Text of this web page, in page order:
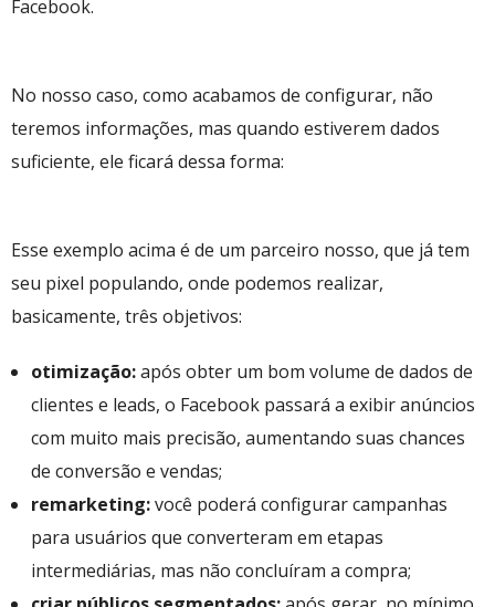
Facebook.
No nosso caso, como acabamos de configurar, não
teremos informações, mas quando estiverem dados
suficiente, ele ficará dessa forma:
Esse exemplo acima é de um parceiro nosso, que já tem
seu pixel populando, onde podemos realizar,
basicamente, três objetivos:
otimização:após obter um bom volume de dados de
clientes e leads, o Facebook passará a exibir anúncios
com muito mais precisão, aumentando suas chances
de conversão e vendas;
remarketing:você poderá configurar campanhas
para usuários que converteram em etapas
intermediárias, mas não concluíram a compra;